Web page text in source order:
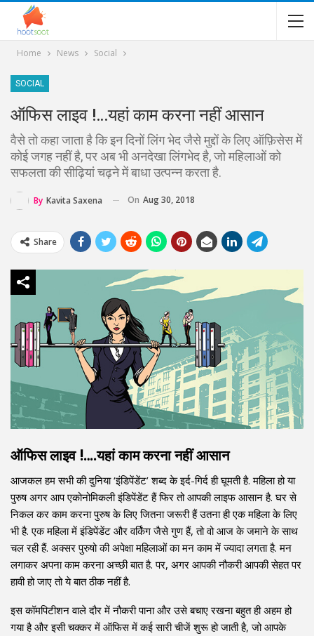
Home News Social
SOCIAL
ऑफिस लाइव !…यहां काम करना नहीं आसान
वैसे तो कहा जाता है कि इन दिनों लिंग भेद जैसे मुद्दों के लिए ऑफ़िसेस में
कोई जगह नहीं है, पर अब भी अनदेखा लिंगभेद है, जो महिलाओं को
सफलता की सीढ़ियां चढ़ने में बाधा उत्पन्न करता है.
By Kavita Saxena On Aug 30, 2018
Share
ऑफिस लाइव !….यहां काम करना नहीं आसान
आजकल हम सभी की दुनिया ‘इंडिपेंडेंट’ शब्द के इर्द-गिर्द ही घूमती है. महिला हो या
पुरुष अगर आप एकोनोमिकली इंडिपेंडेंट हैं फिर तो आपकी लाइफ आसान है. घर से
निकल कर काम करना पुरुष के लिए जितना जरूरी हैं उतना ही एक महिला के लिए
भी है. एक महिला में इंडिपेंडेंट और वर्किंग जैसे गुण हैं, तो वो आज के जमाने के साथ
चल रही हैं. अक्सर पुरुषो की अपेक्षा महिलाओं का मन काम में ज्यादा लगता है. मन
लगाकर अपना काम करना अच्छी बात है. पर, अगर आपकी नौकरी आपकी सेहत पर
हावी हो जाए तो ये बात ठीक नहीं है.
इस कॉमपिटीशन वाले दौर में नौकरी पाना और उसे बचाए रखना बहुत ही अहम हो
गया है और इसी चक्कर में ऑफिस में कई सारी चीजें शुरू हो जाती है, जो आपके